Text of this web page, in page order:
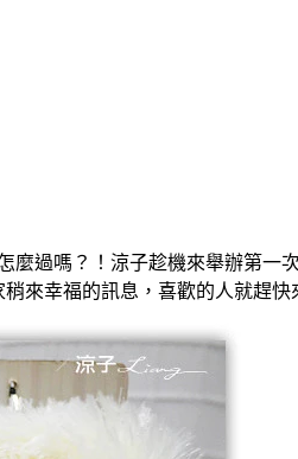
麼過嗎？！涼子趁機來舉辦第
來幸福的訊息，喜歡的人就趕快